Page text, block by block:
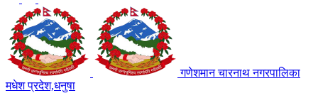
गणेशमान चारनाथ नगरपालिका
मधेश प्रदेश,धनुषा